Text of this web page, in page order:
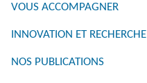
VOUS ACCOMPAGNER
INNOVATION ET RECHERCHE
NOS PUBLICATIONS